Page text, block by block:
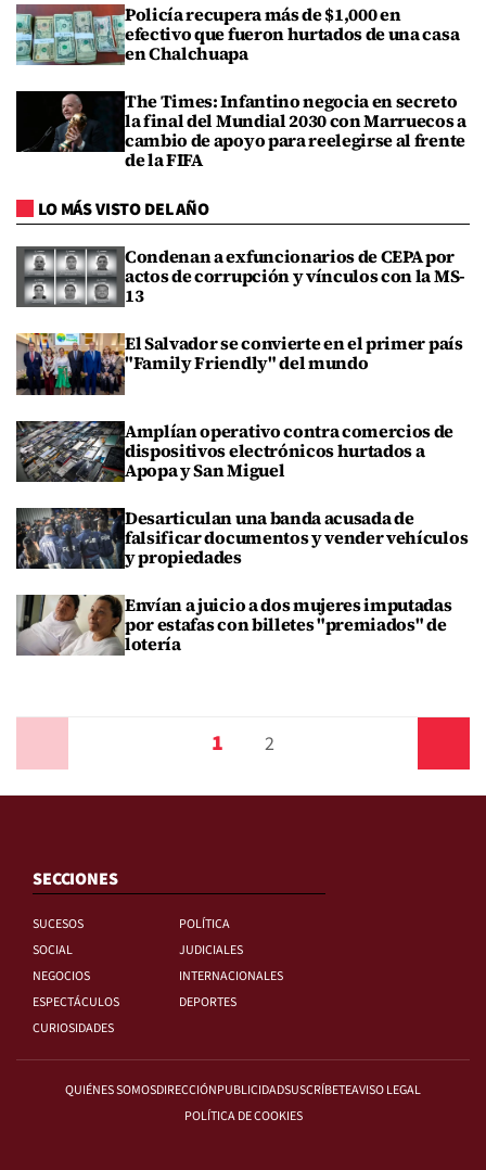
Policía recupera más de $1,000 en
efectivo que fueron hurtados de una casa
en Chalchuapa
The Times: Infantino negocia en secreto
la final del Mundial 2030 con Marruecos a
cambio de apoyo para reelegirse al frente
de la FIFA
LO MÁS VISTO DEL AÑO
Condenan a exfuncionarios de CEPA por
actos de corrupción y vínculos con la MS-
13
El Salvador se convierte en el primer país
"Family Friendly" del mundo
Amplían operativo contra comercios de
dispositivos electrónicos hurtados a
Apopa y San Miguel
Desarticulan una banda acusada de
falsificar documentos y vender vehículos
y propiedades
Envían a juicio a dos mujeres imputadas
por estafas con billetes "premiados" de
lotería
1 2
SECCIONES
SUCESOS
POLÍTICA
SOCIAL
JUDICIALES
NEGOCIOS
INTERNACIONALES
ESPECTÁCULOS
DEPORTES
CURIOSIDADES
QUIÉNES SOMOSDIRECCIÓNPUBLICIDADSUSCRÍBETEAVISO LEGAL
POLÍTICA DE COOKIES